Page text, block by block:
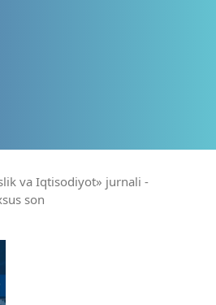
va Iqtisodiyot» jurnali -
son